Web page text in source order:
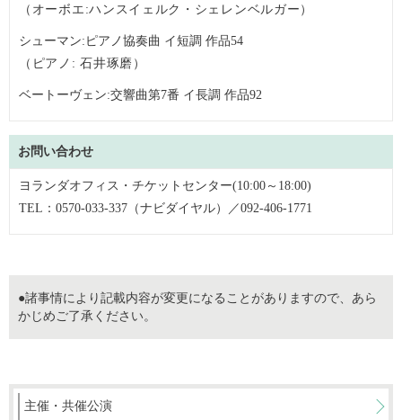
（オーボエ:ハンスイェルク・シェレンベルガー）
シューマン:ピアノ協奏曲 イ短調 作品54
（ピアノ: 石井琢磨）
ベートーヴェン:交響曲第7番 イ長調 作品92
お問い合わせ
ヨランダオフィス・チケットセンター(10:00～18:00)
TEL：0570-033-337（ナビダイヤル）／092-406-1771
●諸事情により記載内容が変更になることがありますので、あら
かじめご了承ください。
主催・共催公演